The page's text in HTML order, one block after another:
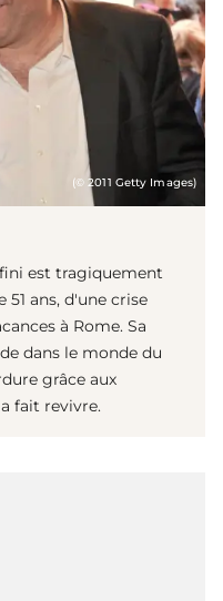
(© 2011 Getty Images)
est tragiquement
51 ans, d'une crise
à Rome. Sa
dans le monde du
grâce aux
fait revivre.